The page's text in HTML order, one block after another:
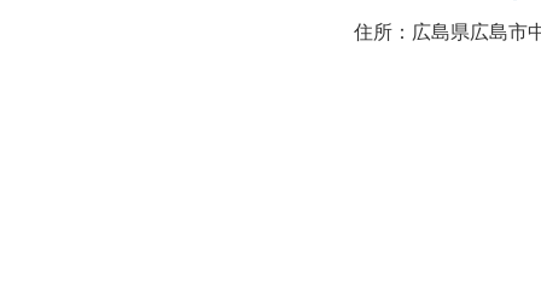
住所：広島県広島市